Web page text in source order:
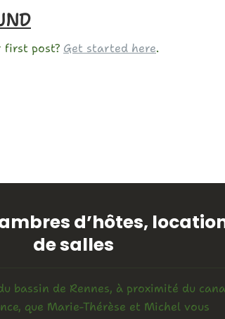
first post? Get started here.
d’hôtes,
de salles
bassin de Rennes, à proximité du
que Marie-Thérèse et Michel vous